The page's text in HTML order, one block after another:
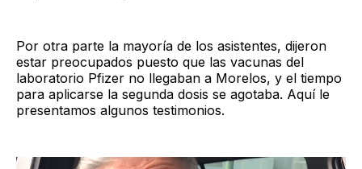
Por otra parte la mayoría de los asistentes, dijeron
estar preocupados puesto que las vacunas del
laboratorio Pfizer no llegaban a Morelos, y el tiempo
para aplicarse la segunda dosis se agotaba. Aquí le
presentamos algunos testimonios.